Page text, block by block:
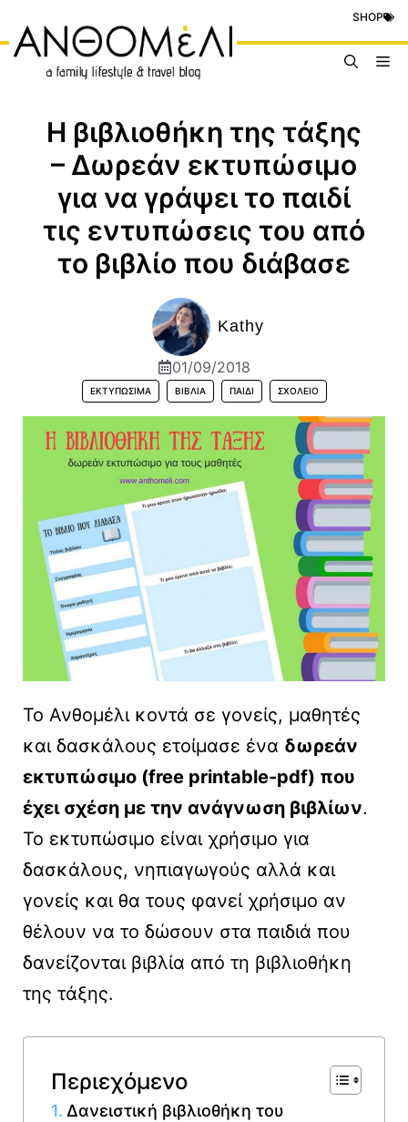
περιεχόμενο
SHOP
Η βιβλιοθήκη της τάξης
– Δωρεάν εκτυπώσιμο
για να γράψει το παιδί
τις εντυπώσεις του από
το βιβλίο που διάβασε
Kathy
01/09/2018
ΕΚΤΥΠΏΣΙΜΑ ΒΙΒΛΊΑ ΠΑΙΔΊ ΣΧΟΛΕΊΟ
Το Ανθομέλι κοντά σε γονείς, μαθητές
και δασκάλους ετοίμασε ένα δωρεάν
εκτυπώσιμο (free printable-pdf) που
έχει σχέση με την ανάγνωση βιβλίων.
Το εκτυπώσιμο είναι χρήσιμο για
δασκάλους, νηπιαγωγούς αλλά και
γονείς και θα τους φανεί χρήσιμο αν
θέλουν να το δώσουν στα παιδιά που
δανείζονται βιβλία από τη βιβλιοθήκη
της τάξης.
Περιεχόμενο
Δανειστική βιβλιοθήκη του